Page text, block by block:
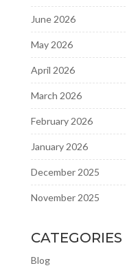
June 2026
May 2026
April 2026
March 2026
February 2026
January 2026
December 2025
November 2025
CATEGORIES
Blog